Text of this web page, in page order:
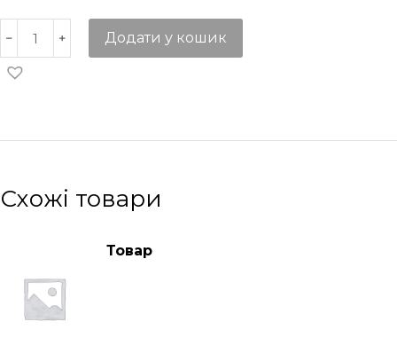
Додати у кошик
Схожі товари
Товар